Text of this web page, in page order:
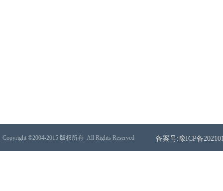
Copyright ©2004-2015 版权所有 All Rights Reserved 备案号:豫ICP备